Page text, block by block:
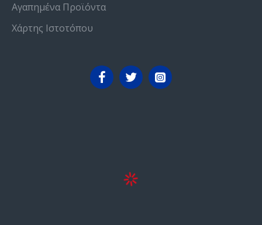
Αγαπημένα Προϊόντα
Χάρτης Ιστοτόπου